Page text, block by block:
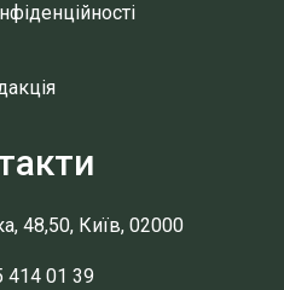
48,50, Київ, 02000
414 01 39